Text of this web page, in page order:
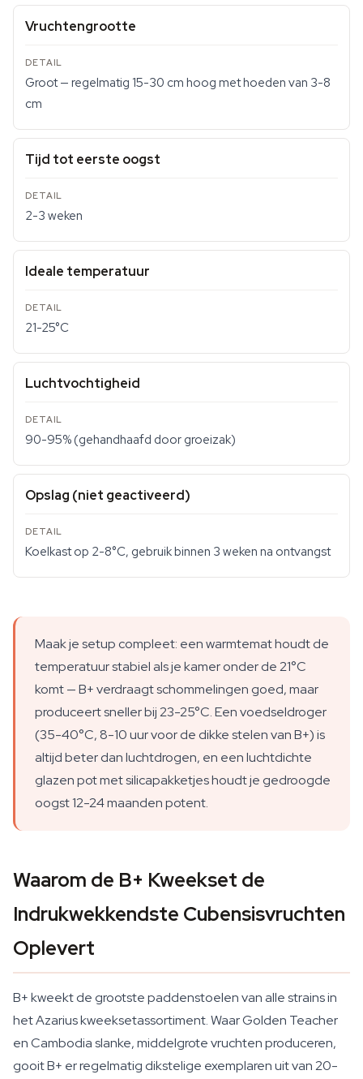
Vruchtengrootte
Groot — regelmatig 15-30 cm hoog met hoeden van 3-8
cm
Tijd tot eerste oogst
2-3 weken
Ideale temperatuur
21-25°C
Luchtvochtigheid
90-95% (gehandhaafd door groeizak)
Opslag (niet geactiveerd)
Koelkast op 2-8°C, gebruik binnen 3 weken na ontvangst
Maak je setup compleet: een warmtemat houdt de
temperatuur stabiel als je kamer onder de 21°C
komt — B+ verdraagt schommelingen goed, maar
produceert sneller bij 23-25°C. Een voedseldroger
(35-40°C, 8-10 uur voor de dikke stelen van B+) is
altijd beter dan luchtdrogen, en een luchtdichte
glazen pot met silicapakketjes houdt je gedroogde
oogst 12-24 maanden potent.
Waarom de B+ Kweekset de
Indrukwekkendste Cubensisvruchten
Oplevert
B+ kweekt de grootste paddenstoelen van alle strains in
het Azarius kweeksetassortiment. Waar Golden Teacher
en Cambodia slanke, middelgrote vruchten produceren,
gooit B+ er regelmatig dikstelige exemplaren uit van 20-